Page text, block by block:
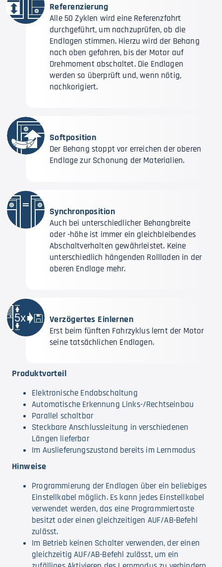
Referenzierung
Alle 50 Zyklen wird eine Referenzfahrt
durchgeführt, um nachzuprüfen, ob die
Endlagen stimmen. Hierzu wird der Behang
nach oben gefahren, bis der Motor auf
Drehmoment abschaltet. Die Endlagen
werden so überprüft und, wenn nötig,
nachkorigiert.
Softposition
Der Behang stoppt vor erreichen der oberen
Endlage zur Schonung der Materialien.
Synchronposition
Auch bei unterschiedlicher Behangbreite
oder -höhe ist immer ein gleichbleibendes
Abschaltverhalten gewährleistet. Keine
unterschiedlich hängenden Rollladen in der
oberen Endlage mehr.
Verzögertes Einlernen
Erst beim fünften Fahrzyklus lernt der Motor
seine tatsächlichen Endlagen.
Produktvorteil
Elektronische Endabschaltung
Automatische Erkennung Links-/Rechtseinbau
Parallel schaltbar
Steckbare Anschlussleitung in verschiedenen
Längen lieferbar
Im Auslieferungszustand bereits im Lernmodus
Hinweise
Programmierung der Endlagen über ein beliebiges
Einstellkabel möglich. Es kann jedes Einstellkabel
verwendet werden, das eine Programmiertaste
besitzt oder einen gleichzeitigen AUF/AB-Befehl
zulässt.
Im Betrieb keinen Schalter verwenden, der einen
gleichzeitig AUF/AB-Befehl zulässt, um ein